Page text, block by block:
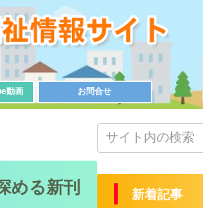
動画 お問合せ
める新刊
新着記事